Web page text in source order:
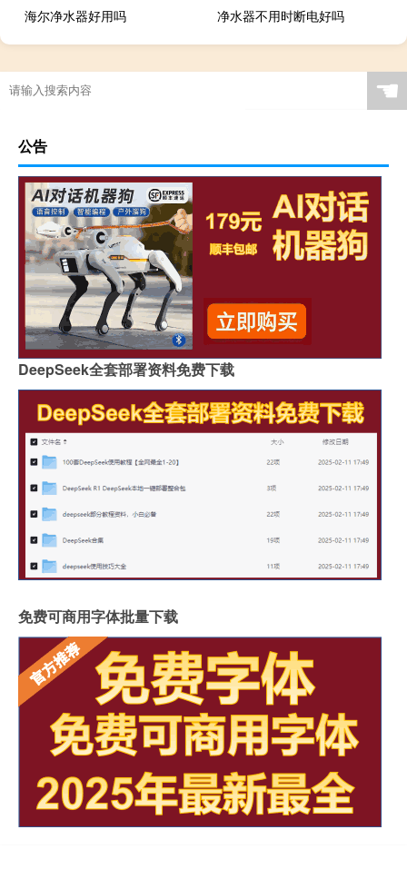
海尔净水器好用吗
净水器不用时断电好吗
☚
公告
DeepSeek全套部署资料免费下载
免费可商用字体批量下载